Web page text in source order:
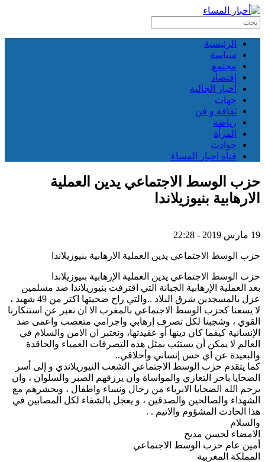
الرئيسية
سياسة
مجتمع
إقتصاد
أخبار الجالية
جهات
ثقافة و فن
رياضة
المرأة
حوادث
قناة اخبار المساء
حزب الوسط الاجتماعي يدين العملية
الارهابية بنيوزيلاندا
19 مارس 2019 - 22:28
حزب الوسط الاجتماعي يدين العملية الارهابية بنيوزيلاندا
حزب الوسط الاجتماعي يدين العملية الإرهابية بنيوزيلاندا
بعد العملية الإرهابية الجبانة التي اقترفت بنيوزيلاندا ضد مسلمين
عزل بالمسجدين شرق البلاد ..والتي راح ضحيتها اكتر من 49 شهيد ،
لا يسعنا كحزب الوسط الاجتماعي بالمغرب الا ان نعبر عن استنكارنا
القوي ، وشجبنا لكل تصرف إرهابي واجرامي متعصب واعمى ضد
الإنسانية كيفما كان دينها أو عقيدتها، ونعتبر ان الامن والسلام في
العالم لا يمكن أن يستثب بمثل هذه التصرفات العمياء والحاقدة
والبعيدة عن اي حس إنساني وأخلاقي..
كما يتقدم حزب الوسط الاجتماعي الشعب النيوزيلاندي و إلى أسر
الضحايا باحر التعازي والمواساة وان يرزقهم الصبر والسلوان ، وان
يرحم الله الضحايا الابرياء من رجال ونساء واطفال ، ويحشرهم مع
الشهداء والصالحين والصدقين ، و يعجل بالشفاء لكل المصابين في
هذا الحادث المشؤوم والاتيم . .
والسلام
الامضاء لحسن مديح
أمين عام حزب الوسط الاجتماعي
المملكة المغربية